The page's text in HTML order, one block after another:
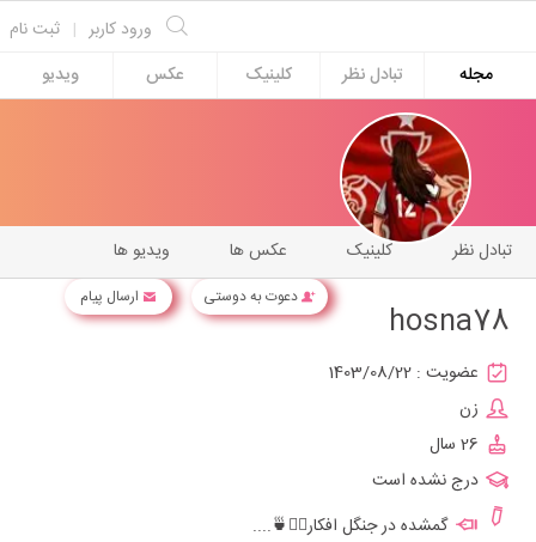
ثبت نام | ورود کاربر
مجله
تبادل نظر کلینیک عکس ویدیو
دعوت به دوستی ارسال پیام
ویدیو ها عکس ها کلینیک تبادل نظر
hosna78
عضویت : 1403/08/22
زن
26 سال
درج نشده است
گمشده در جنگل افکار🚶‍♀️🍵....